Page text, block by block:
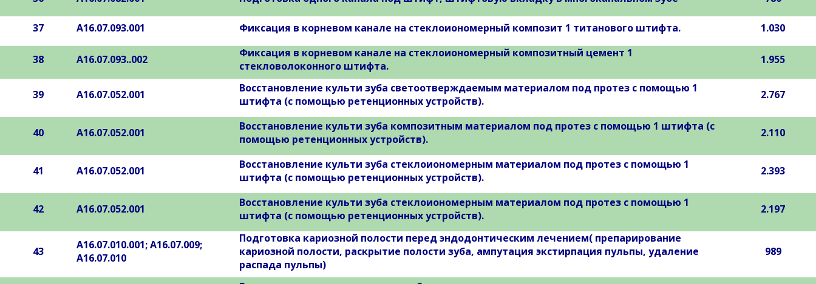
37 А16.07.093.001 Фиксация в корневом канале на стеклоиономерный композит 1 титанового штифта. 1.030
38 А16.07.093..002
Фиксация в корневом канале на стеклоиономерный композитный цемент 1
стекловолоконного штифта.
1.955
39 А16.07.052.001
Восстановление культи зуба светоотверждаемым материалом под протез с помощью 1
штифта (с помощью ретенционных устройств).
2.767
40 А16.07.052.001
Восстановление культи зуба композитным материалом под протез с помощью 1 штифта (с
помощью ретенционных устройств).
2.110
41 А16.07.052.001
Восстановление культи зуба стеклоиономерным материалом под протез с помощью 1
штифта (с помощью ретенционных устройств).
2.393
42 А16.07.052.001
Восстановление культи зуба стеклоиономерным материалом под протез с помощью 1
штифта (с помощью ретенционных устройств).
2.197
43
А16.07.010.001; А16.07.009;
А16.07.010
Подготовка кариозной полости перед эндодонтическим лечением( препарирование
кариозной полости, раскрытие полости зуба, ампутация экстирпация пульпы, удаление
распада пульпы)
989